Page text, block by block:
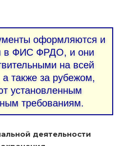
оформляются и
в ФИС ФРДО, и они
на всей
также за рубежом,
установленным
требованиям.
деятельности